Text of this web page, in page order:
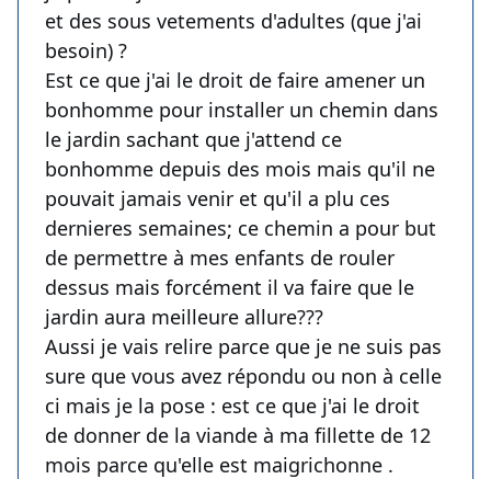
et des sous vetements d'adultes (que j'ai
besoin) ?
Est ce que j'ai le droit de faire amener un
bonhomme pour installer un chemin dans
le jardin sachant que j'attend ce
bonhomme depuis des mois mais qu'il ne
pouvait jamais venir et qu'il a plu ces
dernieres semaines; ce chemin a pour but
de permettre à mes enfants de rouler
dessus mais forcément il va faire que le
jardin aura meilleure allure???
Aussi je vais relire parce que je ne suis pas
sure que vous avez répondu ou non à celle
ci mais je la pose : est ce que j'ai le droit
de donner de la viande à ma fillette de 12
mois parce qu'elle est maigrichonne .